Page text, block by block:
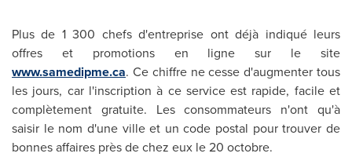
Plus de 1 300 chefs d'entreprise ont déjà indiqué leurs
offres et promotions en ligne sur le site
www.samedipme.ca. Ce chiffre ne cesse d'augmenter tous
les jours, car l'inscription à ce service est rapide, facile et
complètement gratuite. Les consommateurs n'ont qu'à
saisir le nom d'une ville et un code postal pour trouver de
bonnes affaires près de chez eux le 20 octobre.